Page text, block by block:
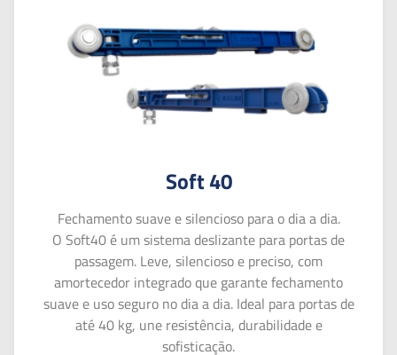
Soft 40
Fechamento suave e silencioso para o dia a dia.
O Soft40 é um sistema deslizante para portas de
passagem. Leve, silencioso e preciso, com
amortecedor integrado que garante fechamento
suave e uso seguro no dia a dia. Ideal para portas de
até 40 kg, une resistência, durabilidade e
sofisticação.